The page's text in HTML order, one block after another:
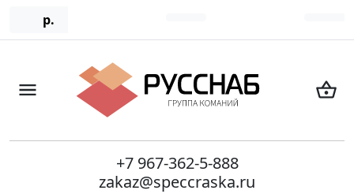
р.
+7 967-362-5-888
zakaz@speccraska.ru